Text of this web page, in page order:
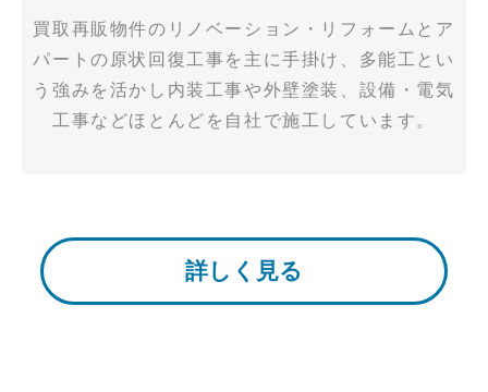
買取再販物件のリノベーション・リフォームとア
パートの原状回復工事を主に手掛け、多能工とい
う強みを活かし内装工事や外壁塗装、設備・電気
工事などほとんどを自社で施工しています。
詳しく見る